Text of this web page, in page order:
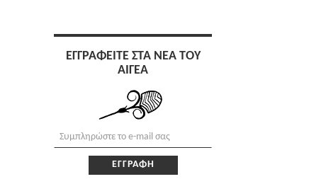
ΕΓΓΡΑΦΕΙΤΕ ΣΤΑ ΝΕΑ ΤΟΥ
ΑΙΓΕΑ